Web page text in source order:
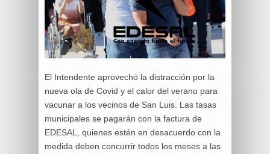
El Intendente aprovechó la distracción por la
nueva ola de Covid y el calor del verano para
vacunar a los vecinos de San Luis. Las tasas
municipales se pagarán con la factura de
EDESAL, quienes estén en desacuerdo con la
medida deben concurrir todos los meses a las